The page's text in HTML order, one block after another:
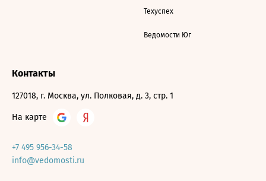
Техуспех
Ведомости Юг
Контакты
127018, г. Москва, ул. Полковая, д. 3, стр. 1
На карте
+7 495 956-34-58
info@vedomosti.ru